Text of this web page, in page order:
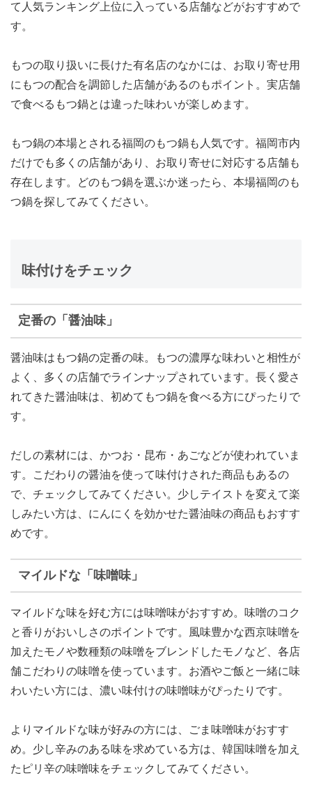
て人気ランキング上位に入っている店舗などがおすすめで
す。
もつの取り扱いに長けた有名店のなかには、お取り寄せ用
にもつの配合を調節した店舗があるのもポイント。実店舗
で食べるもつ鍋とは違った味わいが楽しめます。
もつ鍋の本場とされる福岡のもつ鍋も人気です。福岡市内
だけでも多くの店舗があり、お取り寄せに対応する店舗も
存在します。どのもつ鍋を選ぶか迷ったら、本場福岡のも
つ鍋を探してみてください。
味付けをチェック
定番の「醤油味」
醤油味はもつ鍋の定番の味。もつの濃厚な味わいと相性が
よく、多くの店舗でラインナップされています。長く愛さ
れてきた醤油味は、初めてもつ鍋を食べる方にぴったりで
す。
だしの素材には、かつお・昆布・あごなどが使われていま
す。こだわりの醤油を使って味付けされた商品もあるの
で、チェックしてみてください。少しテイストを変えて楽
しみたい方は、にんにくを効かせた醤油味の商品もおすす
めです。
マイルドな「味噌味」
マイルドな味を好む方には味噌味がおすすめ。味噌のコク
と香りがおいしさのポイントです。風味豊かな西京味噌を
加えたモノや数種類の味噌をブレンドしたモノなど、各店
舗こだわりの味噌を使っています。お酒やご飯と一緒に味
わいたい方には、濃い味付けの味噌味がぴったりです。
よりマイルドな味が好みの方には、ごま味噌味がおすす
め。少し辛みのある味を求めている方は、韓国味噌を加え
たピリ辛の味噌味をチェックしてみてください。